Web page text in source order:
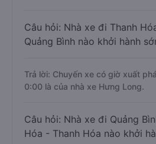
Câu hỏi: Nhà xe đi Thanh
Quảng Bình nào khởi hành
Trả lời: Chuyến xe có giờ xuất
0:00 là của nhà xe Hưng Long.
Câu hỏi: Nhà xe đi Quảng
Hóa - Thanh Hóa nào khởi